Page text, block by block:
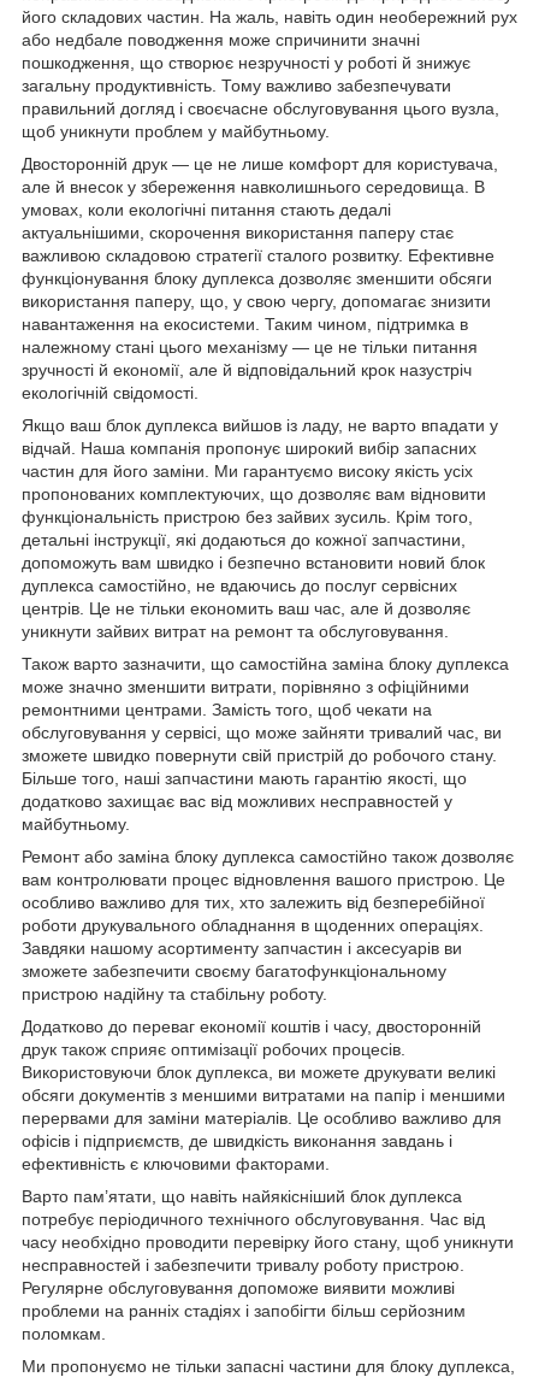
його складових частин. На жаль, навіть один необережний рух
або недбале поводження може спричинити значні
пошкодження, що створює незручності у роботі й знижує
загальну продуктивність. Тому важливо забезпечувати
правильний догляд і своєчасне обслуговування цього вузла,
щоб уникнути проблем у майбутньому.
Двосторонній друк — це не лише комфорт для користувача,
але й внесок у збереження навколишнього середовища. В
умовах, коли екологічні питання стають дедалі
актуальнішими, скорочення використання паперу стає
важливою складовою стратегії сталого розвитку. Ефективне
функціонування блоку дуплекса дозволяє зменшити обсяги
використання паперу, що, у свою чергу, допомагає знизити
навантаження на екосистеми. Таким чином, підтримка в
належному стані цього механізму — це не тільки питання
зручності й економії, але й відповідальний крок назустріч
екологічній свідомості.
Якщо ваш блок дуплекса вийшов із ладу, не варто впадати у
відчай. Наша компанія пропонує широкий вибір запасних
частин для його заміни. Ми гарантуємо високу якість усіх
пропонованих комплектуючих, що дозволяє вам відновити
функціональність пристрою без зайвих зусиль. Крім того,
детальні інструкції, які додаються до кожної запчастини,
допоможуть вам швидко і безпечно встановити новий блок
дуплекса самостійно, не вдаючись до послуг сервісних
центрів. Це не тільки економить ваш час, але й дозволяє
уникнути зайвих витрат на ремонт та обслуговування.
Також варто зазначити, що самостійна заміна блоку дуплекса
може значно зменшити витрати, порівняно з офіційними
ремонтними центрами. Замість того, щоб чекати на
обслуговування у сервісі, що може зайняти тривалий час, ви
зможете швидко повернути свій пристрій до робочого стану.
Більше того, наші запчастини мають гарантію якості, що
додатково захищає вас від можливих несправностей у
майбутньому.
Ремонт або заміна блоку дуплекса самостійно також дозволяє
вам контролювати процес відновлення вашого пристрою. Це
особливо важливо для тих, хто залежить від безперебійної
роботи друкувального обладнання в щоденних операціях.
Завдяки нашому асортименту запчастин і аксесуарів ви
зможете забезпечити своєму багатофункціональному
пристрою надійну та стабільну роботу.
Додатково до переваг економії коштів і часу, двосторонній
друк також сприяє оптимізації робочих процесів.
Використовуючи блок дуплекса, ви можете друкувати великі
обсяги документів з меншими витратами на папір і меншими
перервами для заміни матеріалів. Це особливо важливо для
офісів і підприємств, де швидкість виконання завдань і
ефективність є ключовими факторами.
Варто пам’ятати, що навіть найякісніший блок дуплекса
потребує періодичного технічного обслуговування. Час від
часу необхідно проводити перевірку його стану, щоб уникнути
несправностей і забезпечити тривалу роботу пристрою.
Регулярне обслуговування допоможе виявити можливі
проблеми на ранніх стадіях і запобігти більш серйозним
поломкам.
Ми пропонуємо не тільки запасні частини для блоку дуплекса,